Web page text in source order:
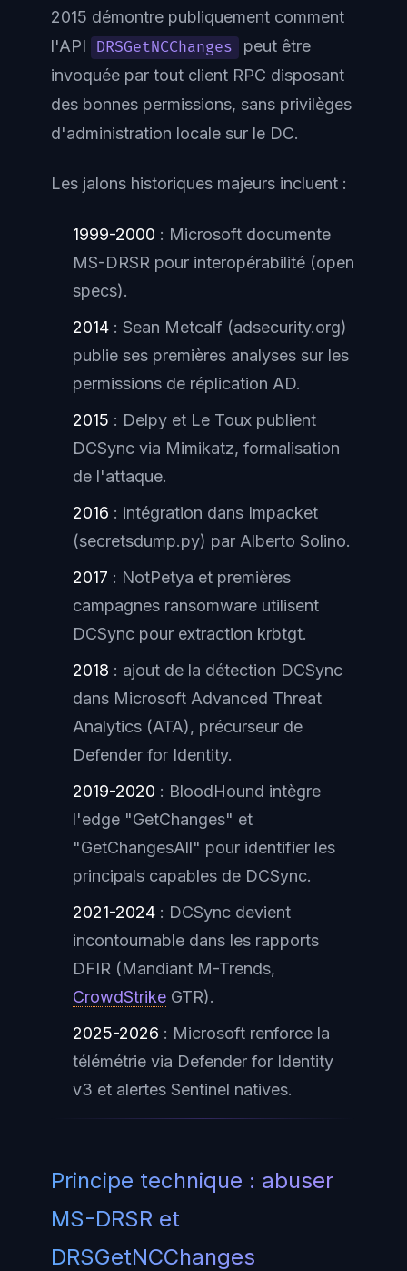
2015 démontre publiquement comment
l'API
DRSGetNCChanges
peut être
invoquée par tout client RPC disposant
des bonnes permissions, sans privilèges
d'administration locale sur le DC.
Les jalons historiques majeurs incluent :
1999-2000 : Microsoft documente
MS-DRSR pour interopérabilité (open
specs).
2014 : Sean Metcalf (adsecurity.org)
publie ses premières analyses sur les
permissions de réplication AD.
2015 : Delpy et Le Toux publient
DCSync via Mimikatz, formalisation
de l'attaque.
2016 : intégration dans Impacket
(secretsdump.py) par Alberto Solino.
2017 : NotPetya et premières
campagnes ransomware utilisent
DCSync pour extraction krbtgt.
2018 : ajout de la détection DCSync
dans Microsoft Advanced Threat
Analytics (ATA), précurseur de
Defender for Identity.
2019-2020 : BloodHound intègre
l'edge "GetChanges" et
"GetChangesAll" pour identifier les
principals capables de DCSync.
2021-2024 : DCSync devient
incontournable dans les rapports
DFIR (Mandiant M-Trends,
CrowdStrike GTR).
2025-2026 : Microsoft renforce la
télémétrie via Defender for Identity
v3 et alertes Sentinel natives.
Principe technique : abuser
MS-DRSR et
DRSGetNCChanges